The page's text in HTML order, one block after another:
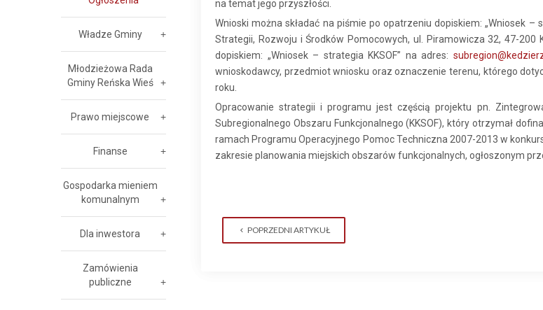
na temat jego przyszłości.
Wnioski można składać na piśmie po opatrzeniu dopiskiem: „Wniosek
Strategii, Rozwoju i Środków Pomocowych, ul. Piramowicza 32, 47-
dopiskiem: „Wniosek – strategia KKSOF” na adres:
wnioskodawcy, przedmiot wniosku oraz oznaczenie terenu, którego
roku.
Opracowanie strategii i programu jest częścią projektu pn.
Subregionalnego Obszaru Funkcjonalnego (KKSOF), który otrzymał
ramach Programu Operacyjnego Pomoc Techniczna 2007-2013 w
zakresie planowania miejskich obszarów funkcjonalnych, ogłoszonym
POPRZEDNI ARTYKUŁ
Władze Gminy
Młodzieżowa Rada
Gminy Reńska Wieś
Prawo miejscowe
Finanse
Gospodarka mieniem
komunalnym
Dla inwestora
Zamówienia
publiczne